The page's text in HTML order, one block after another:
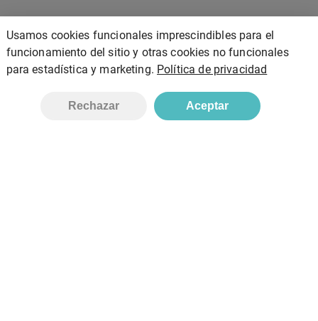
Usamos cookies funcionales imprescindibles para el
funcionamiento del sitio y otras cookies no funcionales
para estadística y marketing. Política de privacidad
Rechazar Aceptar